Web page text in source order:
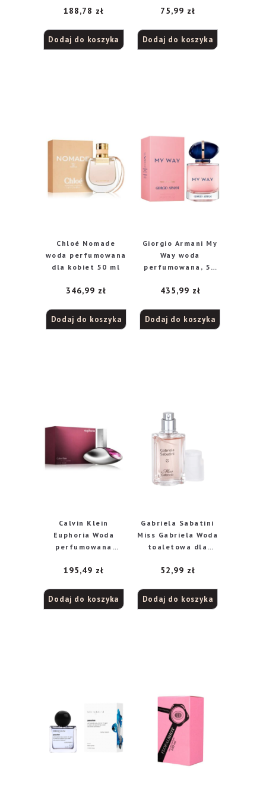
188,78 zł
Dodaj do koszyka
75,99 zł
Dodaj do koszyka
Chloé Nomade
woda perfumowana
dla kobiet 50 ml
346,99 zł
Dodaj do koszyka
Giorgio Armani My
Way woda
perfumowana, 50
435,99 zł
Dodaj do koszyka
Calvin Klein
Euphoria Woda
perfumowana
195,49 zł
Dodaj do koszyka
Gabriela Sabatini
Miss Gabriela Woda
toaletowa dla
52,99 zł
Dodaj do koszyka